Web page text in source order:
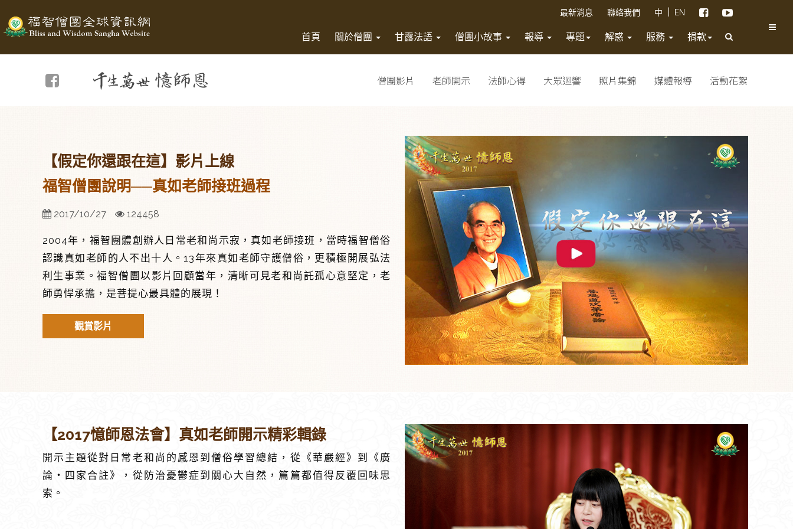
最新消息 聯絡我們 中 EN
首頁 關於僧團 甘露法語 僧團小故事 報導 專題 解惑 服務 捐款
Facebook
千生萬世憶師恩 2017 僧團影片 老師開示 法師心得 大眾迴響 照片集錦 媒體報導 活動花絮
【假定你還跟在這】影片上線
福智僧團說明──真如老師接班過程
2017/10/27 124458
2004年，福智團體創辦人日常老和尚示寂，真如老師接班，當時福智僧俗
認識真如老師的人不出十人。13年來真如老師守護僧俗，更積極開展弘法
利生事業。福智僧團以影片回顧當年，清晰可見老和尚託孤心意堅定，老
師勇悍承擔，是菩提心最具體的展現！
觀賞影片
【2017憶師恩法會】真如老師開示精彩輯錄
開示主題從對日常老和尚的感恩到僧俗學習總結，從《華嚴經》到《廣
論‧四家合註》，從防治憂鬱症到關心大自然，篇篇都值得反覆回味思
索。